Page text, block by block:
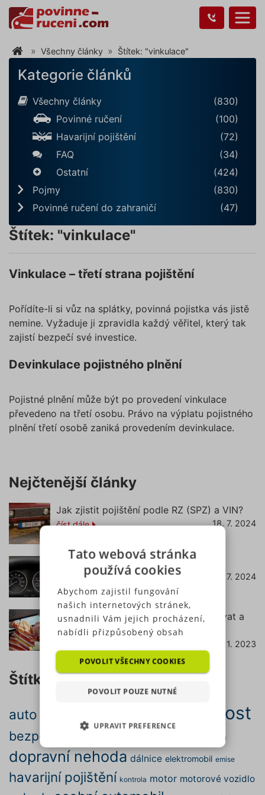
Všechny články Štítek: "vinkulace"
Kategorie článků
Všechny články
(830)
Povinné ručení
(100)
Havarijní pojištění
(72)
FAQ
(34)
Ostatní
(424)
Pojmy
(830)
Povinné ručení do zahraničí
(47)
Štítek: "vinkulace"
Vinkulace – třetí strana pojištění
Pořídíte-li si vůz na splátky, povinná pojistka vás jistě
nemine. Vyžaduje ji zpravidla každý věřitel, který tak
zajistí bezpečí své investice.
Devinkulace pojistného plnění
Pojistné plnění může být po provedení vinkulace
převedeno na třetí osobu. Právo na výplatu pojistného
plnění třetí osobě zaniká provedením devinkulace.
Nejčtenější články
Jak zjistit pojištění podle RZ (SPZ) a VIN?
číst dále 18. 7. 2024
Co znamená svítící kontrolka EPC?
číst dále 22. 7. 2024
Podsedák do auta – od kdy ho používat a
jak vybrat ten správný?
7. 11. 2023
Štítky
auto bezpečnost
bezpečná jízda doprava
dopravní nehoda dálnice elektromobil emise
havarijní pojištění kontrola motor motorové vozidlo
Tato webová stránka
používá cookies
Abychom zajistil fungování
našich internetových stránek,
usnadnili Vám jejich procházení,
nabídli přizpůsobený obsah
analyzovat návštěvnost,
využíváme soubory cookies,
které sdílíme se svými partnery
(výkonové soubory, soubory
nezařazené soubory) můžeme
předchozím souhlasem, který
POVOLIT VŠECHNY COOKIES
POVOLIT POUZE NUTNÉ
UPRAVIT PREFERENCE
NEZBYTNĚ NUTNÉ SOUBORY
VÝKONOVÉ SOUBORY